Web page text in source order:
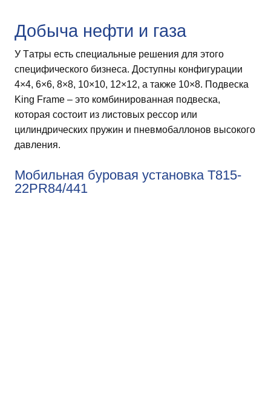
Добыча нефти и газа
У Tатры есть специальные решения для этого
специфического бизнеса. Доступны конфигурации
4×4, 6×6, 8×8, 10×10, 12×12, а также 10×8. Подвеска
King Frame – это комбинированная подвеска,
которая состоит из листовых рессор или
цилиндрических пружин и пневмобаллонов высокого
давления.
Мобильная буровая установка T815-
22PR84/441